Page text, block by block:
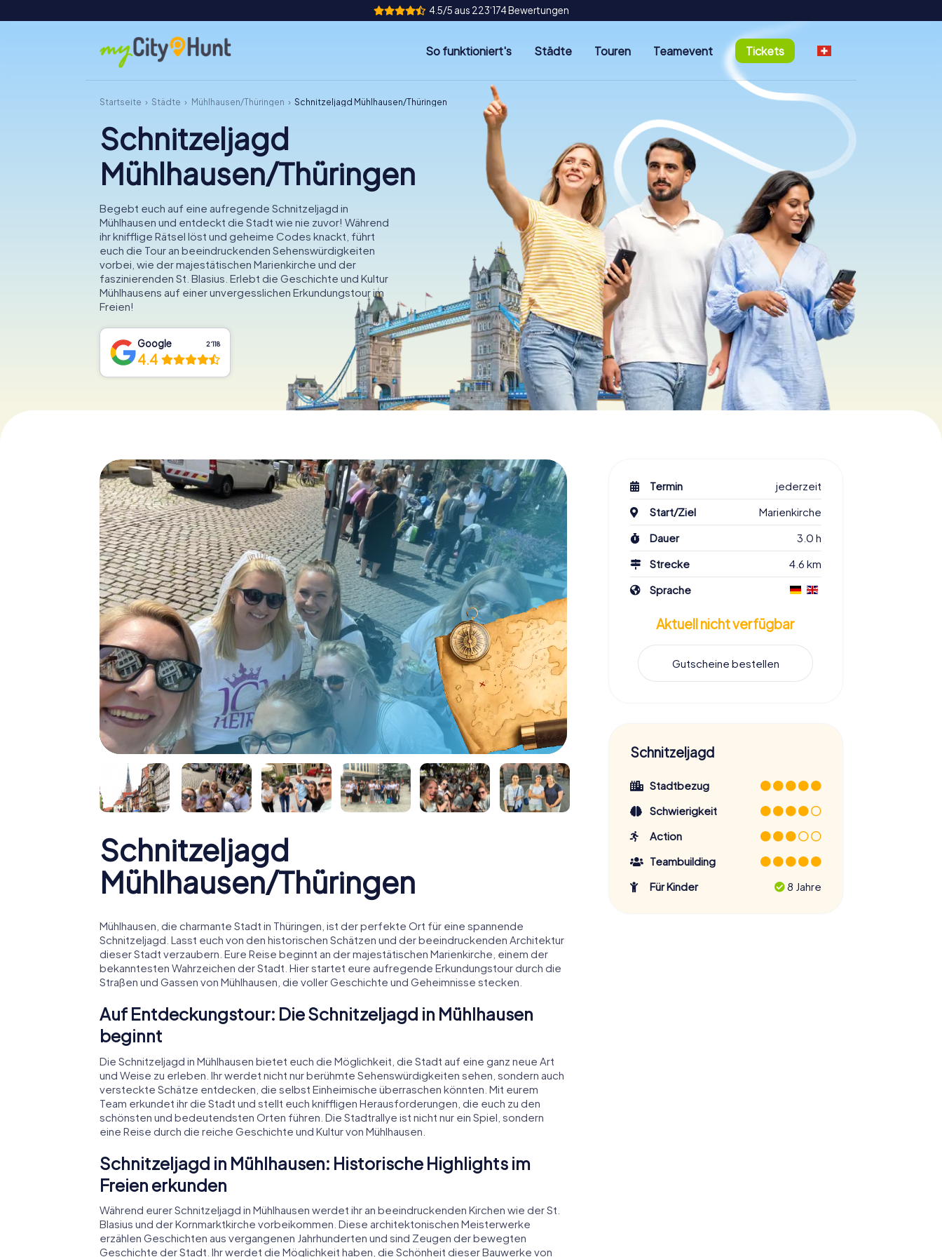
4.5/5 aus 223‘174 Bewertungen
So funktioniert's Städte Touren Teamevent Tickets
Startseite Städte Mühlhausen/Thüringen Schnitzeljagd Mühlhausen/Thüringen
Schnitzeljagd
Mühlhausen/Thüringen
Begebt euch auf eine aufregende Schnitzeljagd in
Mühlhausen und entdeckt die Stadt wie nie zuvor! Während
ihr knifflige Rätsel löst und geheime Codes knackt, führt
euch die Tour an beeindruckenden Sehenswürdigkeiten
vorbei, wie der majestätischen Marienkirche und der
faszinierenden St. Blasius. Erlebt die Geschichte und Kultur
Mühlhausens auf einer unvergesslichen Erkundungstour im
Freien!
Google 2‘118
4.4
Schnitzeljagd
Mühlhausen/Thüringen
Mühlhausen, die charmante Stadt in Thüringen, ist der perfekte Ort für eine spannende
Schnitzeljagd. Lasst euch von den historischen Schätzen und der beeindruckenden Architektur
dieser Stadt verzaubern. Eure Reise beginnt an der majestätischen Marienkirche, einem der
bekanntesten Wahrzeichen der Stadt. Hier startet eure aufregende Erkundungstour durch die
Straßen und Gassen von Mühlhausen, die voller Geschichte und Geheimnisse stecken.
Auf Entdeckungstour: Die Schnitzeljagd in Mühlhausen
beginnt
Die Schnitzeljagd in Mühlhausen bietet euch die Möglichkeit, die Stadt auf eine ganz neue Art
und Weise zu erleben. Ihr werdet nicht nur berühmte Sehenswürdigkeiten sehen, sondern auch
versteckte Schätze entdecken, die selbst Einheimische überraschen könnten. Mit eurem
Team erkundet ihr die Stadt und stellt euch kniffligen Herausforderungen, die euch zu den
schönsten und bedeutendsten Orten führen. Die Stadtrallye ist nicht nur ein Spiel, sondern
eine Reise durch die reiche Geschichte und Kultur von Mühlhausen.
Schnitzeljagd in Mühlhausen: Historische Highlights im
Freien erkunden
Während eurer Schnitzeljagd in Mühlhausen werdet ihr an beeindruckenden Kirchen wie der St.
Blasius und der Kornmarktkirche vorbeikommen. Diese architektonischen Meisterwerke
erzählen Geschichten aus vergangenen Jahrhunderten und sind Zeugen der bewegten
Geschichte der Stadt. Ihr werdet die Möglichkeit haben, die Schönheit dieser Bauwerke von
Termin
jederzeit
Start/Ziel
Marienkirche
Dauer
3.0 h
Strecke
4.6 km
Sprache
Aktuell nicht verfügbar
Gutscheine bestellen
Schnitzeljagd
Stadtbezug
Schwierigkeit
Action
Teambuilding
Für Kinder
8 Jahre